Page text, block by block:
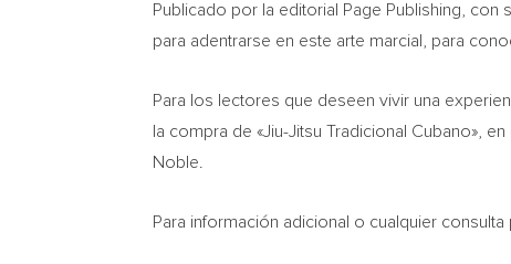
Publicado por la editorial Page Publishing, con
para adentrarse en este arte marcial, para
Para los lectores que deseen vivir una
la compra de «Jiu-Jitsu Tradicional Cubano»,
Noble.
Para información adicional o cualquier